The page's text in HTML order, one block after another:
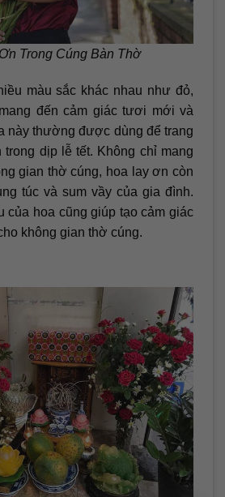
Trong Cúng Bàn Thờ
màu sắc khác nhau như đỏ,
đến cảm giác tươi mới và
này thường được dùng để trang
dịp lễ tết. Không chỉ mang
gian thờ cúng, hoa lay ơn còn
túc và sum vầy của gia đình.
của hoa cũng giúp tạo cảm giác
không gian thờ cúng.